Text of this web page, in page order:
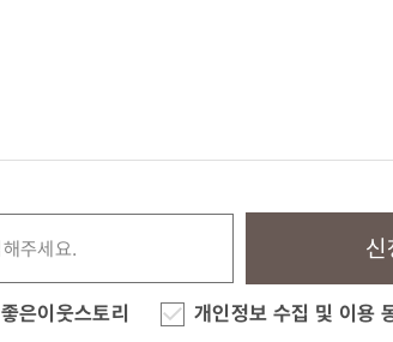
신
좋은이웃스토리 개인정보 수집 및 이용